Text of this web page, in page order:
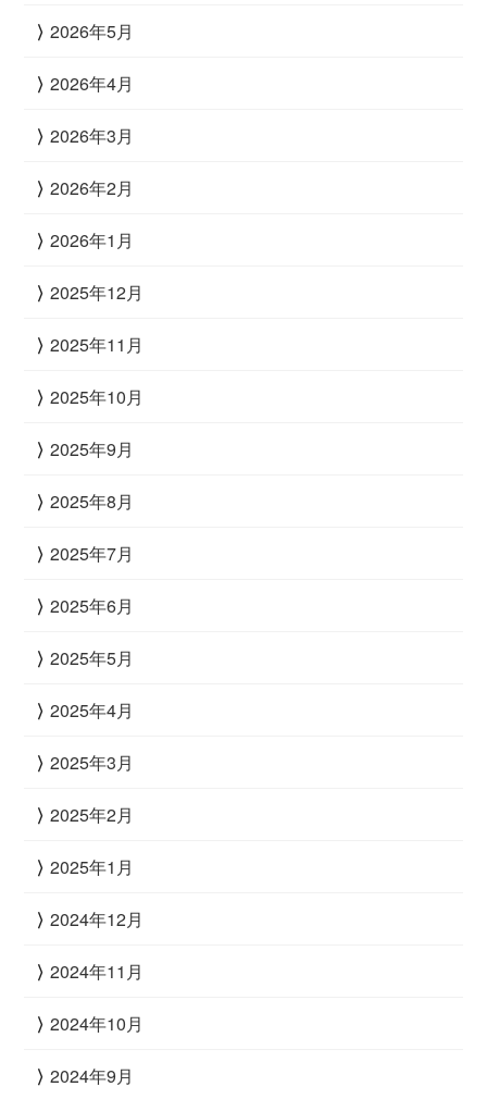
2026年5月
2026年4月
2026年3月
2026年2月
2026年1月
2025年12月
2025年11月
2025年10月
2025年9月
2025年8月
2025年7月
2025年6月
2025年5月
2025年4月
2025年3月
2025年2月
2025年1月
2024年12月
2024年11月
2024年10月
2024年9月